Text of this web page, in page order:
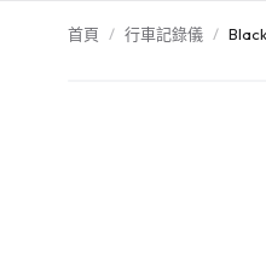
首頁 / 行車記錄儀 /